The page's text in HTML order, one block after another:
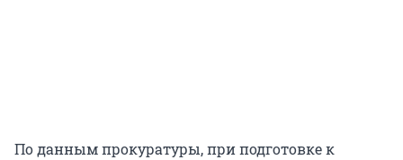
По данным прокуратуры, при подготовке к